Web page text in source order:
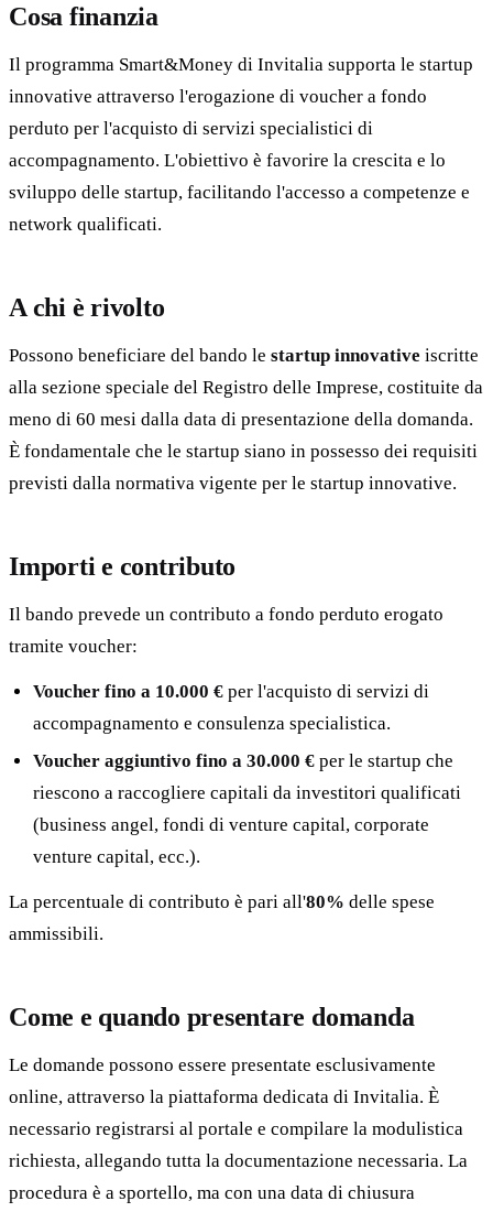
Cosa finanzia
Il programma Smart&Money di Invitalia supporta le startup
innovative attraverso l'erogazione di voucher a fondo
perduto per l'acquisto di servizi specialistici di
accompagnamento. L'obiettivo è favorire la crescita e lo
sviluppo delle startup, facilitando l'accesso a competenze e
network qualificati.
A chi è rivolto
Possono beneficiare del bando le startup innovative iscritte
alla sezione speciale del Registro delle Imprese, costituite da
meno di 60 mesi dalla data di presentazione della domanda.
È fondamentale che le startup siano in possesso dei requisiti
previsti dalla normativa vigente per le startup innovative.
Importi e contributo
Il bando prevede un contributo a fondo perduto erogato
tramite voucher:
Voucher fino a 10.000 € per l'acquisto di servizi di
accompagnamento e consulenza specialistica.
Voucher aggiuntivo fino a 30.000 € per le startup che
riescono a raccogliere capitali da investitori qualificati
(business angel, fondi di venture capital, corporate
venture capital, ecc.).
La percentuale di contributo è pari all'80% delle spese
ammissibili.
Come e quando presentare domanda
Le domande possono essere presentate esclusivamente
online, attraverso la piattaforma dedicata di Invitalia. È
necessario registrarsi al portale e compilare la modulistica
richiesta, allegando tutta la documentazione necessaria. La
procedura è a sportello, ma con una data di chiusura